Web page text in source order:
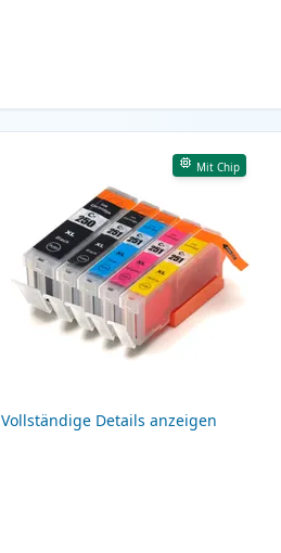
Mit Chip
Vollständige Details anzeigen